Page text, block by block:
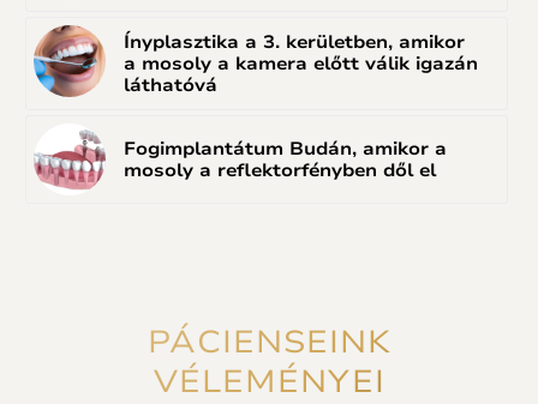
Ínyplasztika a 3. kerületben, amikor
a mosoly a kamera előtt válik igazán
láthatóvá
Fogimplantátum Budán, amikor a
mosoly a reflektorfényben dől el
PÁCIENSEINK
VÉLEMÉNYEI